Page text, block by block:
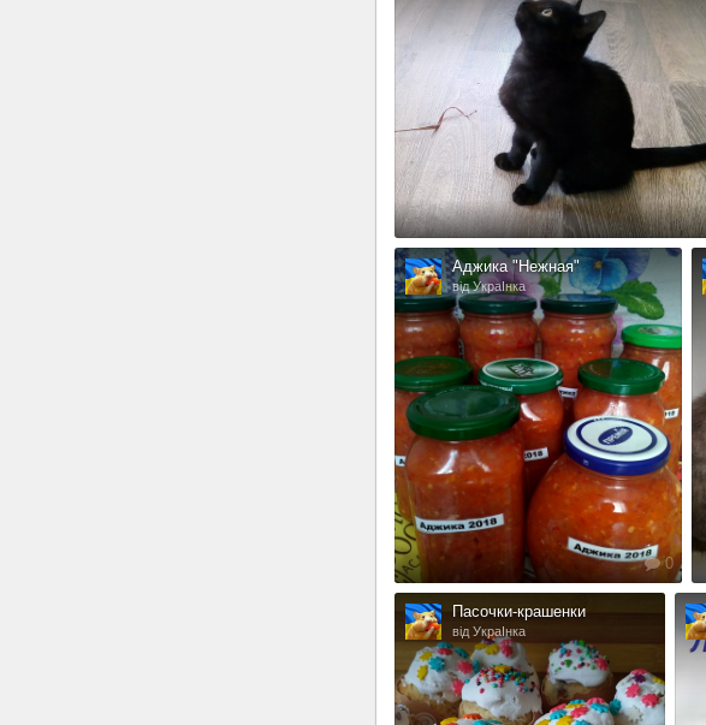
Аджика "Нежная"
від УкраІнка
0
Пасочки-крашенки
від УкраІнка